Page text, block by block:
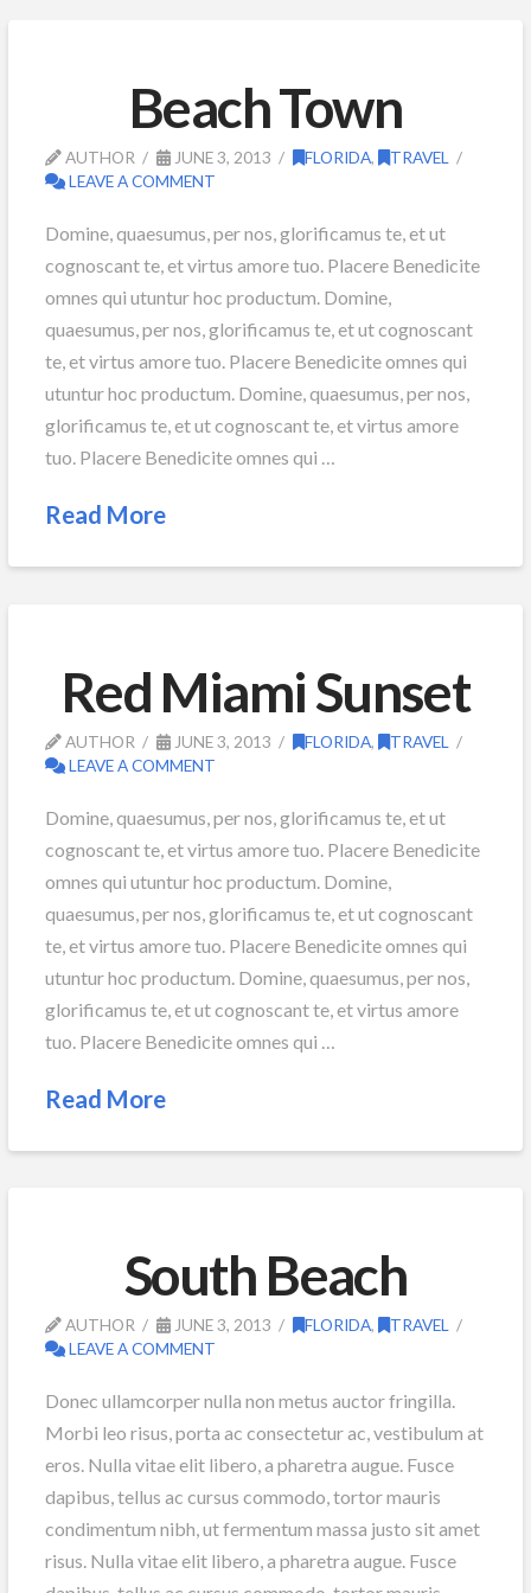
Beach Town
AUTHOR JUNE 3, 2013 FLORIDA, TRAVEL
LEAVE A COMMENT
Domine, quaesumus, per nos, glorificamus te, et ut
cognoscant te, et virtus amore tuo. Placere Benedicite
omnes qui utuntur hoc productum. Domine,
quaesumus, per nos, glorificamus te, et ut cognoscant
te, et virtus amore tuo. Placere Benedicite omnes qui
utuntur hoc productum. Domine, quaesumus, per nos,
glorificamus te, et ut cognoscant te, et virtus amore
tuo. Placere Benedicite omnes qui …
Read More
Red Miami Sunset
AUTHOR JUNE 3, 2013 FLORIDA, TRAVEL
LEAVE A COMMENT
Domine, quaesumus, per nos, glorificamus te, et ut
cognoscant te, et virtus amore tuo. Placere Benedicite
omnes qui utuntur hoc productum. Domine,
quaesumus, per nos, glorificamus te, et ut cognoscant
te, et virtus amore tuo. Placere Benedicite omnes qui
utuntur hoc productum. Domine, quaesumus, per nos,
glorificamus te, et ut cognoscant te, et virtus amore
tuo. Placere Benedicite omnes qui …
Read More
South Beach
AUTHOR JUNE 3, 2013 FLORIDA, TRAVEL
LEAVE A COMMENT
Donec ullamcorper nulla non metus auctor fringilla.
Morbi leo risus, porta ac consectetur ac, vestibulum at
eros. Nulla vitae elit libero, a pharetra augue. Fusce
dapibus, tellus ac cursus commodo, tortor mauris
condimentum nibh, ut fermentum massa justo sit amet
risus. Nulla vitae elit libero, a pharetra augue. Fusce